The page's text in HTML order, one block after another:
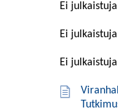
Ei
Ei
Ei